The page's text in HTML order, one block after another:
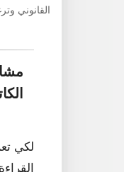
القانوني
لكي